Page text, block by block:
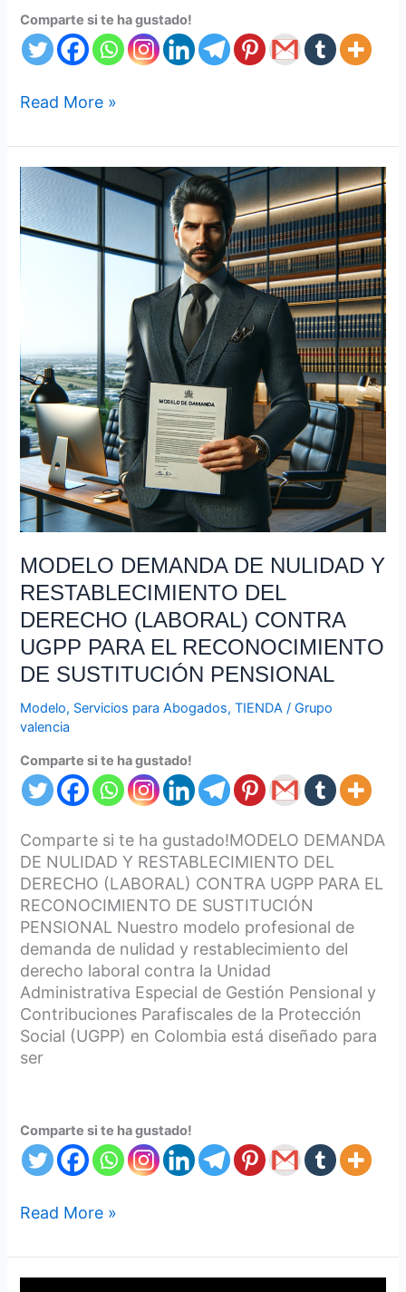
Comparte si te ha gustado!
Read More »
MODELO DEMANDA DE NULIDAD Y
RESTABLECIMIENTO DEL
DERECHO (LABORAL) CONTRA
UGPP PARA EL RECONOCIMIENTO
DE SUSTITUCIÓN PENSIONAL
Modelo, Servicios para Abogados,TIENDA /Grupo
valencia
Comparte si te ha gustado!
Comparte si te ha gustado!MODELO DEMANDA
DE NULIDAD Y RESTABLECIMIENTO DEL
DERECHO (LABORAL) CONTRA UGPP PARA EL
RECONOCIMIENTO DE SUSTITUCIÓN
PENSIONAL Nuestro modelo profesional de
demanda de nulidad y restablecimiento del
derecho laboral contra la Unidad
Administrativa Especial de Gestión Pensional y
Contribuciones Parafiscales de la Protección
Social (UGPP) en Colombia está diseñado para
ser
Comparte si te ha gustado!
MODELO
DEMANDA
DE
NULIDAD
RESTABLECIMIENTO
(LABORAL)
CONTRA
UGPP
PARA
EL
RECONOCIMIENTO
DE
SUSTITUCIÓN
PENSIONAL
Read More »